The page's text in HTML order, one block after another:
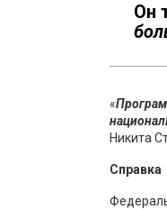
Он
«
Никита
Справка